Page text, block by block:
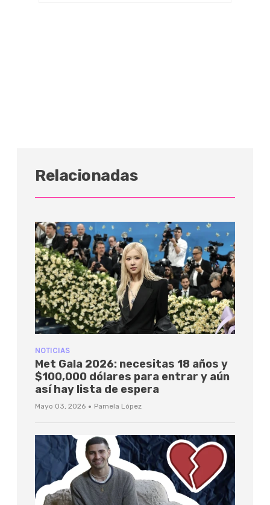
Relacionadas
NOTICIAS
Met Gala 2026: necesitas 18 años y
$100,000 dólares para entrar y aún
así hay lista de espera
Mayo 03, 2026 · Pamela López